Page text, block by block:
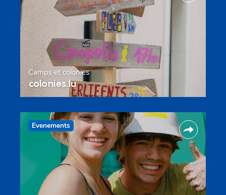
Camps et colonies
colonies.lu
Evenements